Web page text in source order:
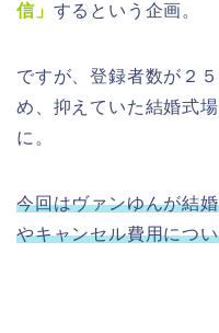
信」 するという企画。
ですが、登録者数が２
め、抑えていた結婚式
に。
今回はヴァンゆんが結
やキャンセル費用につ